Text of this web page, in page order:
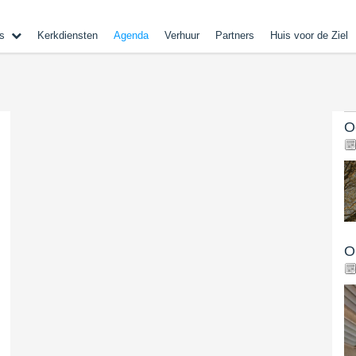
Kerkdiensten Agenda Verhuur Partners Huis voor de Ziel